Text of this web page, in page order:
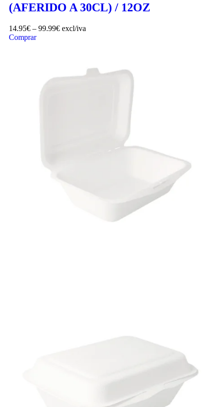
(AFERIDO A 30CL) / 12OZ
14.95€ – 99.99€ excl/iva
Comprar